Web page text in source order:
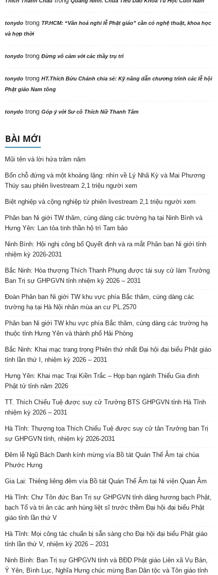
tonydo trong TP.HCM: “Văn hoá nghi lễ Phật giáo” cần có nghệ thuật, khoa học
và hợp thời
tonydo trong Đừng vô cảm với các thầy trụ trì
tonydo trong HT.Thích Bửu Chánh chia sẻ: Kỹ năng dẫn chương trình các lễ hội
Phật giáo Nam tông
tonydo trong Góp ý với Sư cô Thích Nữ Thanh Tâm
BÀI MỚI
Mũi tên và lời hứa trăm năm
Bốn chỗ đứng và một khoảng lặng: nhìn về Lý Nhã Kỳ và Mai Phương
Thúy sau phiên livestream 2,1 triệu người xem
Biệt nghiệp và cộng nghiệp từ phiên livestream 2,1 triệu người xem
Phân ban Ni giới TW thăm, cúng dàng các trường hạ tại Ninh Bình và
Hưng Yên: Lan tỏa tinh thần hộ trì Tam bảo
Ninh Bình: Hội nghị công bố Quyết định và ra mắt Phân ban Ni giới tỉnh
nhiệm kỳ 2026-2031
Bắc Ninh: Hòa thượng Thích Thanh Phụng được tái suy cử làm Trưởng
Ban Trị sự GHPGVN tỉnh nhiệm kỳ 2026 – 2031
Đoàn Phân ban Ni giới TW khu vực phía Bắc thăm, cúng dàng các
trường hạ tại Hà Nội nhân mùa an cư PL.2570
Phân ban Ni giới TW khu vực phía Bắc thăm, cúng dàng các trường hạ
thuộc tỉnh Hưng Yên và thành phố Hải Phòng
Bắc Ninh: Khai mạc trang trọng Phiên thứ nhất Đại hội đại biểu Phật giáo
tỉnh lần thứ I, nhiệm kỳ 2026 – 2031
Hưng Yên: Khai mạc Trại Kiền Trắc – Họp bạn ngành Thiếu Gia đình
Phật tử tỉnh năm 2026
TT. Thích Chiếu Tuệ được suy cử Trưởng BTS GHPGVN tỉnh Hà Tĩnh
nhiệm kỳ 2026 – 2031
Hà Tĩnh: Thượng tọa Thích Chiếu Tuệ được suy cử tân Trưởng ban Trị
sự GHPGVN tỉnh, nhiệm kỳ 2026-2031
Đêm lễ Ngũ Bách Danh kính mừng vía Bồ tát Quán Thế Âm tại chùa
Phước Hưng
Gia Lai: Thiêng liêng đêm vía Bồ tát Quán Thế Âm tại Ni viện Quan Âm
Hà Tĩnh: Chư Tôn đức Ban Trị sự GHPGVN tỉnh dâng hương bạch Phật,
bạch Tổ và tri ân các anh hùng liệt sĩ trước thềm Đại hội đại biểu Phật
giáo tỉnh lần thứ V
Hà Tĩnh: Mọi công tác chuẩn bị sẵn sàng cho Đại hội đại biểu Phật giáo
tỉnh lần thứ V, nhiệm kỳ 2026 – 2031
Ninh Bình: Ban Trị sự GHPGVN tỉnh và BĐD Phật giáo Liên xã Vụ Bản,
Ý Yên, Bình Lục, Nghĩa Hưng chúc mừng Ban Dân tộc và Tôn giáo tỉnh